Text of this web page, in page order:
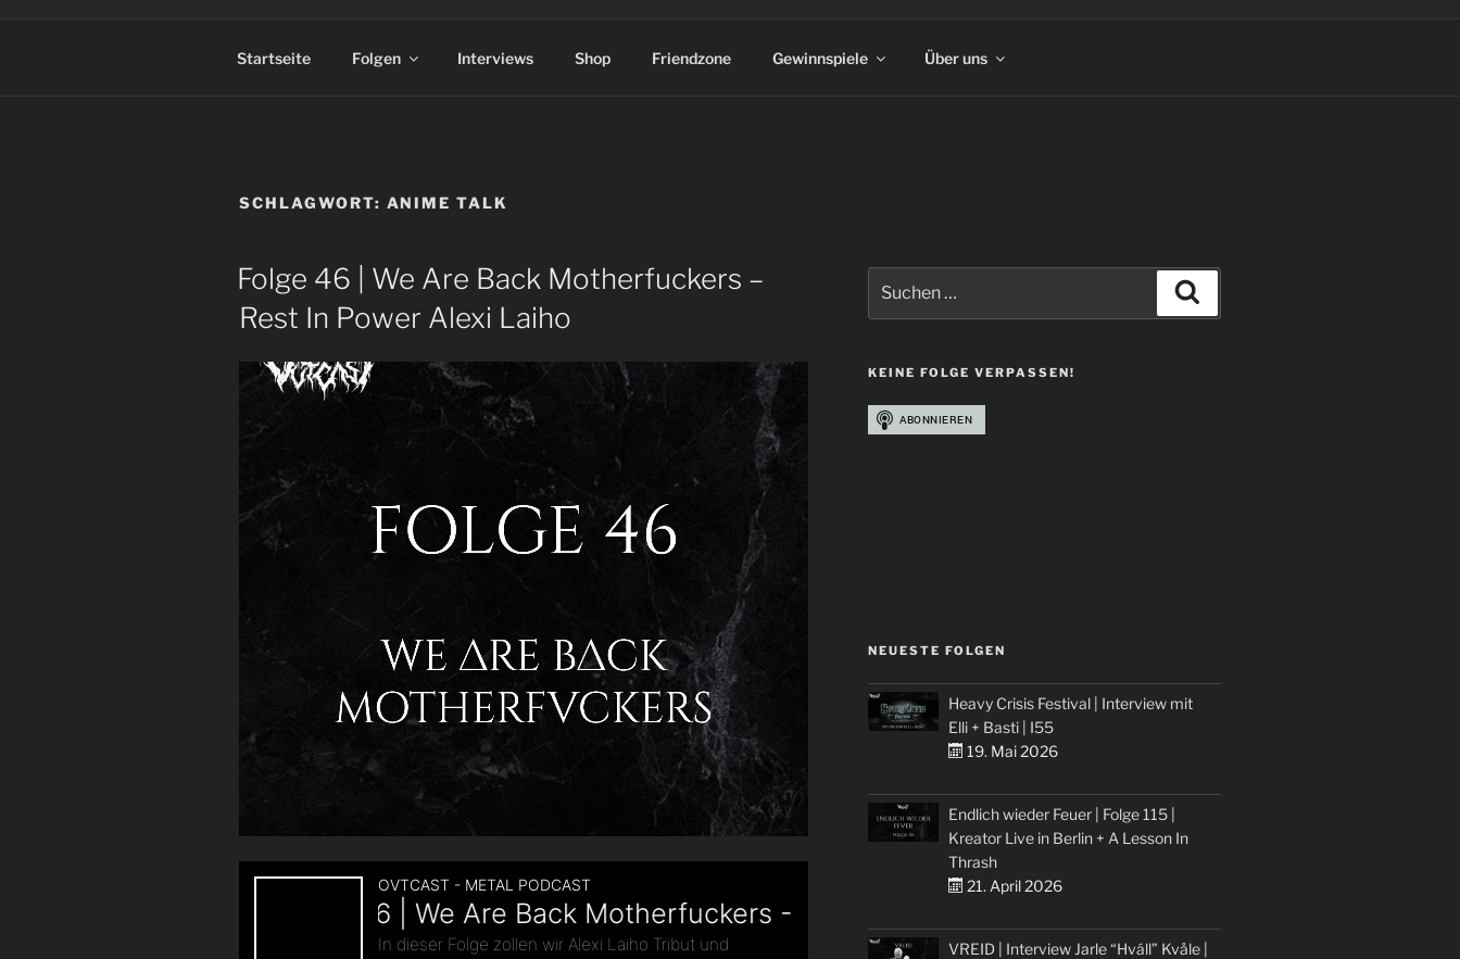
Startseite Folgen Interviews Shop Friendzone Gewinnspiele Über uns
SCHLAGWORT: ANIME TALK
Folge 46 | We Are Back Motherfuckers –
Rest In Power Alexi Laiho
nach:
KEINE FOLGE VERPASSEN!
NEUESTE FOLGEN
Heavy Crisis Festival | Interview mit
Elli + Basti | I55
19. Mai 2026
Endlich wieder Feuer | Folge 115 |
Kreator Live in Berlin + A Lesson In
Thrash
21. April 2026
VREID | Interview Jarle “Hváll” Kvåle |